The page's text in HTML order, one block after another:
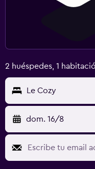
Estacionamiento y
2 huéspedes, 1
Le Cozy
dom. 16/8